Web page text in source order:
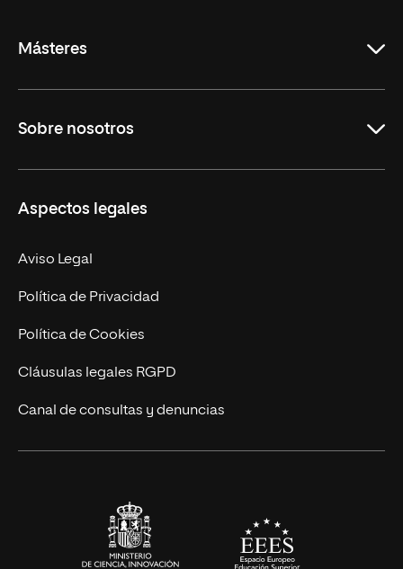
Másteres
Derecho
Empresa
MBA
Marketing y Comunicación
Ingeniería
Diseño
Ciencias de la Salud
Sobre nosotros
Nuestro Equipo
Contacto
Aspectos legales
Aviso Legal
Política de Privacidad
Política de Cookies
Cláusulas legales RGPD
Canal de consultas y denuncias